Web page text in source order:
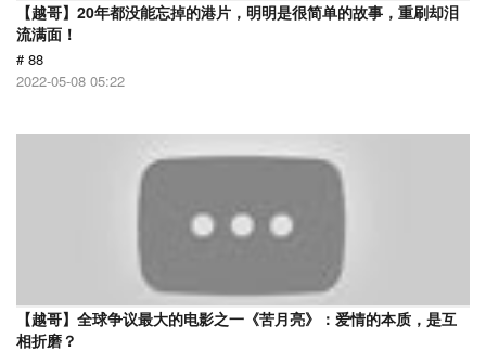
【越哥】20年都没能忘掉的港片，明明是很简单的故事，重刷却泪
流满面！
# 88
2022-05-08 05:22
【越哥】全球争议最大的电影之一《苦月亮》：爱情的本质，是互
相折磨？